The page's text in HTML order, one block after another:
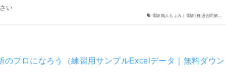
電験職人ちょみ｜電験3種過去問解…
い
プロになろう（練習用サンプルExcelデータ｜無料ダウン